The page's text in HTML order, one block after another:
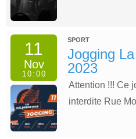
11
Nov
10:00
SPORT
Jogging
2023
Attention !!! Ce
interdite Rue